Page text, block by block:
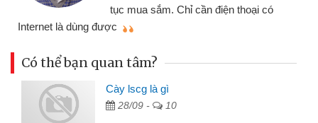
tục mua sắm. Chỉ cần điện thoại có
Internet là dùng được
Có thể bạn quan tâm?
Cày lscg là gì
28/09 - 10